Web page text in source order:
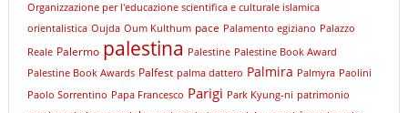
Organizzazione per l'educazione scientifica e culturale islamica
orientalistica Oujda Oum Kulthum pace Palamento egiziano Palazzo
Reale Palermo palestina Palestine Palestine Book Award
Palestine Book Awards Palfest palma dattero Palmira Palmyra Paolini
Paolo Sorrentino Papa Francesco Parigi Park Kyung-ni patrimonio